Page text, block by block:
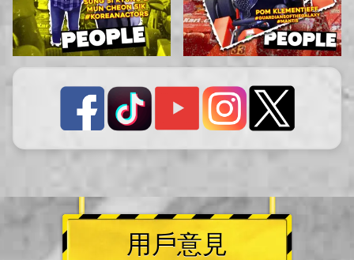
用戶意見